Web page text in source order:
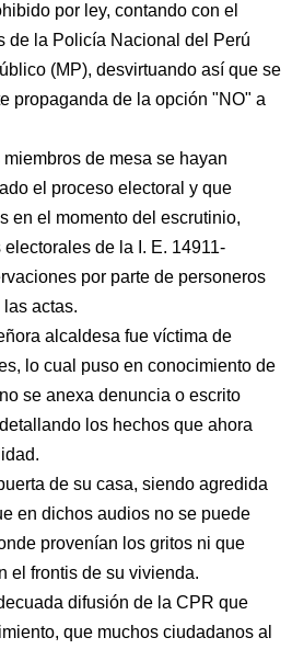
por ley, contando con el
de la Policía Nacional del Perú
(MP), desvirtuando así que se
propaganda de la opción "NO" a
de mesa se hayan
el proceso electoral y que
en el momento del escrutinio,
de la I. E. 14911-
por parte de personeros
actas.
alcaldesa fue víctima de
lo cual puso en conocimiento de
se anexa denuncia o escrito
los hechos que ahora
de su casa, siendo agredida
en dichos audios no se puede
provenían los gritos ni que
el frontis de su vivienda.
difusión de la CPR que
que muchos ciudadanos al